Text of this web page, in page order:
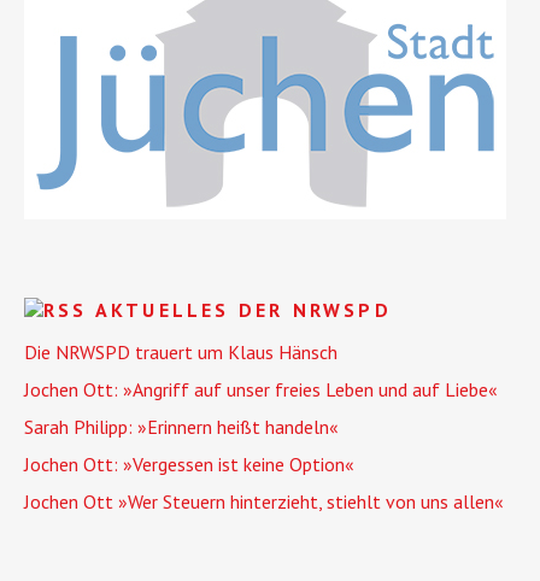
AKTUELLES DER NRWSPD
Die NRWSPD trauert um Klaus Hänsch
Jochen Ott: »Angriff auf unser freies Leben und auf Liebe«
Sarah Philipp: »Erinnern heißt handeln«
Jochen Ott: »Vergessen ist keine Option«
Jochen Ott »Wer Steuern hinterzieht, stiehlt von uns allen«